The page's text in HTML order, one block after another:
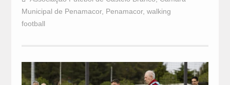
Municipal de Penamacor, Penamacor, walking
football